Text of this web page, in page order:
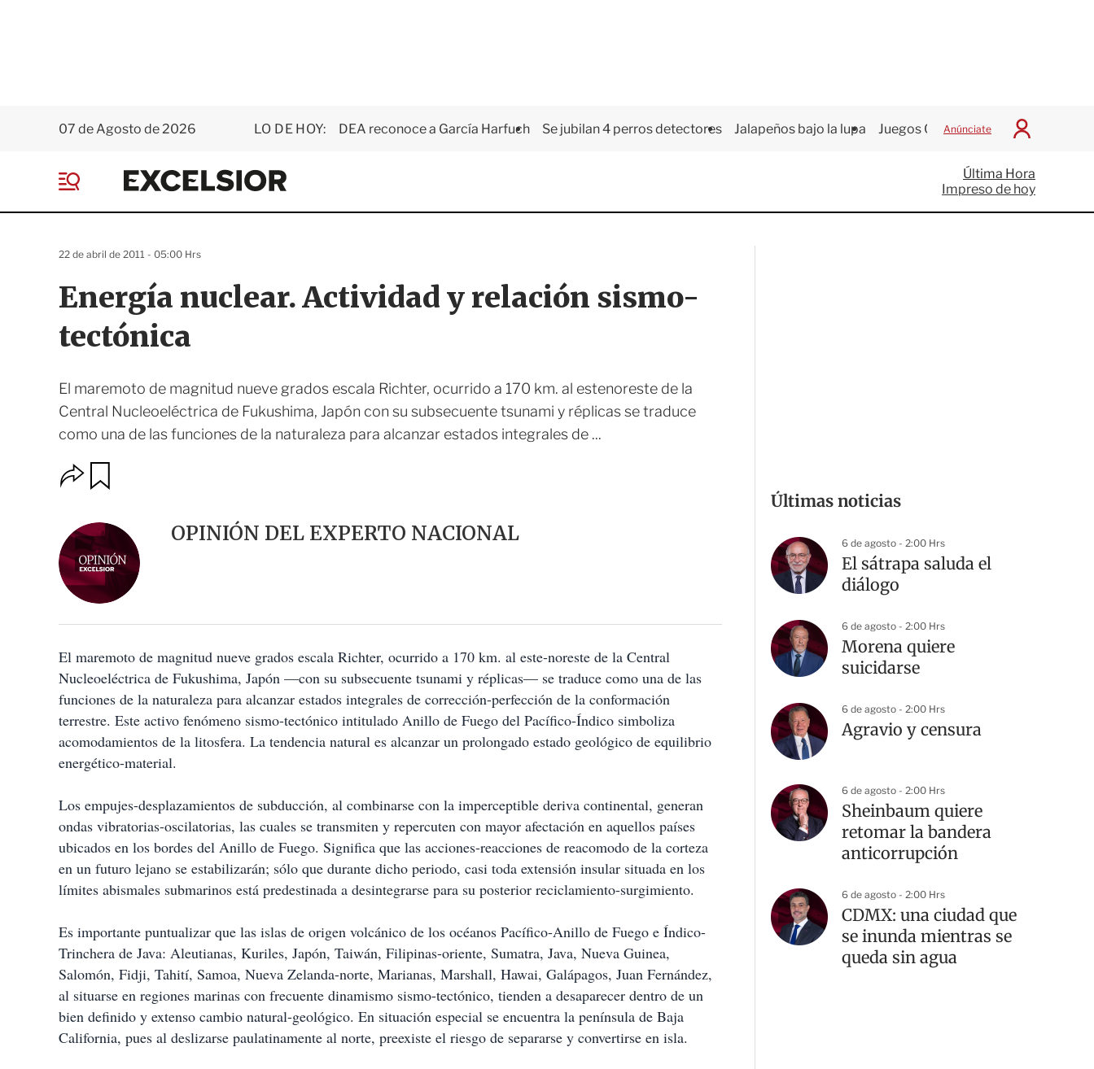
07 de Agosto de 2026 LO DE HOY: DEA reconoce a García Harfuch Se jubilan 4 perros detectores Jalapeños bajo la lupa Juegos Centroamericanos
Anúnciate
I
c
i
a
E
x
e
r
e
Última Hora
Impreso de hoy
Energía nuclear. Actividad y relación sismo-
tectónica
El maremoto de magnitud nueve grados escala Richter, ocurrido a 170 km. al estenoreste de la
Central Nucleoeléctrica de Fukushima, Japón con su subsecuente tsunami y réplicas se traduce
como una de las funciones de la naturaleza para alcanzar estados integrales de ...
22 de abril de 2011 - 05:00 Hrs
O
p
o
n
e
s
e
c
m
p
a
r
t
r
d
r
OPINIÓN DEL EXPERTO NACIONAL
El maremoto de magnitud nueve grados escala Richter, ocurrido a 170 km. al este-noreste de la Central
Nucleoeléctrica de Fukushima, Japón —con su subsecuente tsunami y réplicas— se traduce como una de las
funciones de la naturaleza para alcanzar estados integrales de corrección-perfección de la conformación
terrestre. Este activo fenómeno sismo-tectónico intitulado Anillo de Fuego del Pacífico-Índico simboliza
acomodamientos de la litosfera. La tendencia natural es alcanzar un prolongado estado geológico de equilibrio
energético-material.
Los empujes-desplazamientos de subducción, al combinarse con la imperceptible deriva continental, generan
ondas vibratorias-oscilatorias, las cuales se transmiten y repercuten con mayor afectación en aquellos países
ubicados en los bordes del Anillo de Fuego. Significa que las acciones-reacciones de reacomodo de la corteza
en un futuro lejano se estabilizarán; sólo que durante dicho periodo, casi toda extensión insular situada en los
límites abismales submarinos está predestinada a desintegrarse para su posterior reciclamiento-surgimiento.
Es importante puntualizar que las islas de origen volcánico de los océanos Pacífico-Anillo de Fuego e Índico-
Trinchera de Java: Aleutianas, Kuriles, Japón, Taiwán, Filipinas-oriente, Sumatra, Java, Nueva Guinea,
Salomón, Fidji, Tahití, Samoa, Nueva Zelanda-norte, Marianas, Marshall, Hawai, Galápagos, Juan Fernández,
al situarse en regiones marinas con frecuente dinamismo sismo-tectónico, tienden a desaparecer dentro de un
bien definido y extenso cambio natural-geológico. En situación especial se encuentra la península de Baja
California, pues al deslizarse paulatinamente al norte, preexiste el riesgo de separarse y convertirse en isla.
Últimas noticias
6 de agosto - 2:00 Hrs
El sátrapa saluda el
diálogo
6 de agosto - 2:00 Hrs
Morena quiere
suicidarse
6 de agosto - 2:00 Hrs
Agravio y censura
6 de agosto - 2:00 Hrs
Sheinbaum quiere
retomar la bandera
anticorrupción
6 de agosto - 2:00 Hrs
CDMX: una ciudad que
se inunda mientras se
queda sin agua